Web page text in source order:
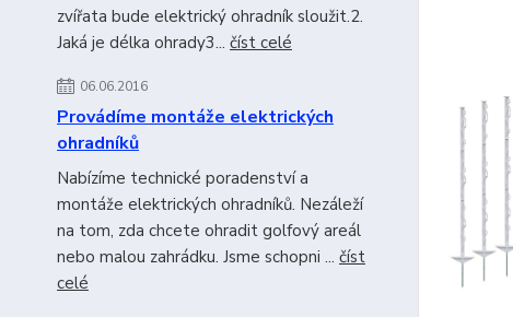
zvířata bude elektrický ohradník sloužit.2.
Jaká je délka ohrady3... číst celé
06.06.2016
Provádíme montáže elektrických
ohradníků
Nabízíme technické poradenství a
montáže elektrických ohradníků. Nezáleží
na tom, zda chcete ohradit golfový areál
nebo malou zahrádku. Jsme schopni ... číst
celé